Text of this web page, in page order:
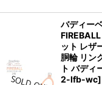
バディー
ット レザ
胴輪 リン
ト バディ
2-lfb-wc]